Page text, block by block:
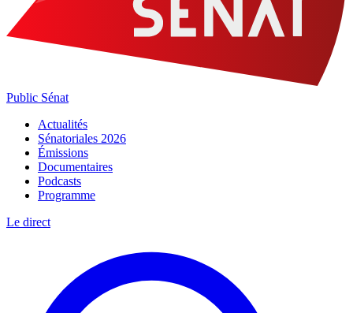
Public Sénat
Actualités
Sénatoriales 2026
Émissions
Documentaires
Podcasts
Programme
Le direct